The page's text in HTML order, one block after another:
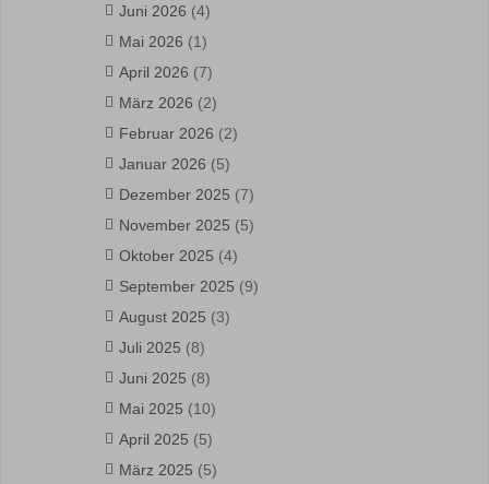
Juni 2026 (4)
Mai 2026 (1)
April 2026 (7)
März 2026 (2)
Februar 2026 (2)
Januar 2026 (5)
Dezember 2025 (7)
November 2025 (5)
Oktober 2025 (4)
September 2025 (9)
August 2025 (3)
Juli 2025 (8)
Juni 2025 (8)
Mai 2025 (10)
April 2025 (5)
März 2025 (5)